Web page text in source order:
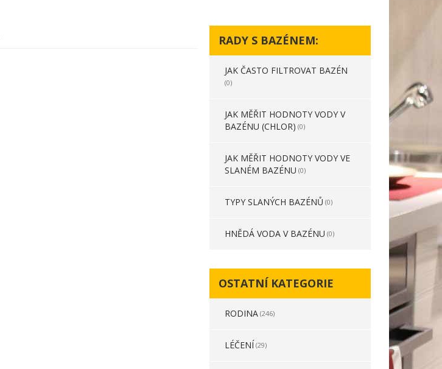
RADY S BAZÉNEM:
JAK ČASTO FILTROVAT BAZÉN
(0)
JAK MĚŘIT HODNOTY VODY V
BAZÉNU (CHLOR) (0)
JAK MĚŘIT HODNOTY VODY VE
SLANÉM BAZÉNU (0)
TYPY SLANÝCH BAZÉNŮ (0)
HNĚDÁ VODA V BAZÉNU (0)
OSTATNÍ KATEGORIE
RODINA (246)
LÉČENÍ (29)